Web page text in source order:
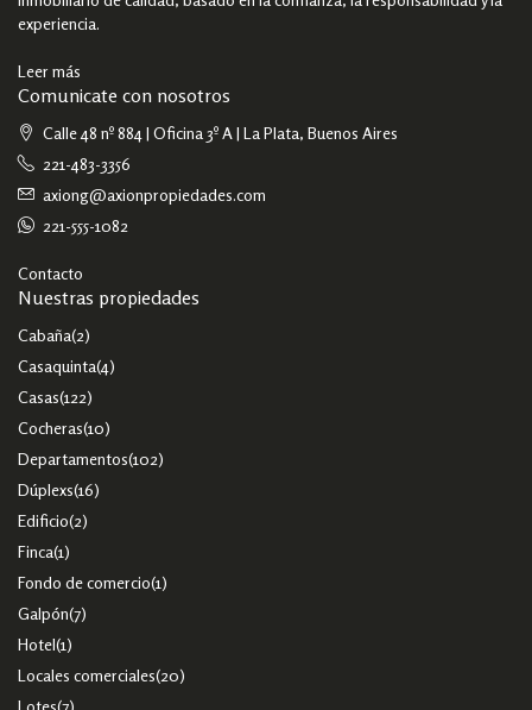
experiencia.
Leer más
Comunicate con nosotros
Calle 48 nº 884 | Oficina 3º A | La Plata, Buenos Aires
221-483-3356
axiong@axionpropiedades.com
221-555-1082
Contacto
Nuestras propiedades
Cabaña(2)
Casaquinta(4)
Casas(122)
Cocheras(10)
Departamentos(102)
Dúplexs(16)
Edificio(2)
Finca(1)
Fondo de comercio(1)
Galpón(7)
Hotel(1)
Locales comerciales(20)